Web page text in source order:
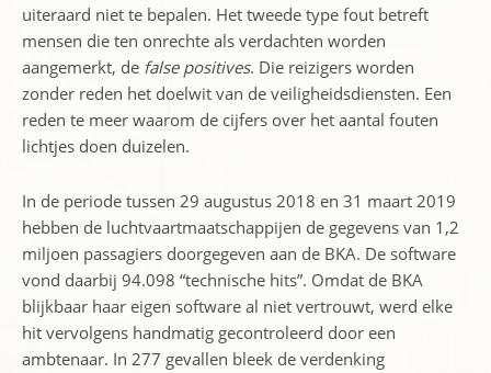
uiteraard niet te bepalen. Het tweede type fout betreft
mensen die ten onrechte als verdachten worden
aangemerkt, de false positives. Die reizigers worden
zonder reden het doelwit van de veiligheidsdiensten. Een
reden te meer waarom de cijfers over het aantal fouten
lichtjes doen duizelen.
In de periode tussen 29 augustus 2018 en 31 maart 2019
hebben de luchtvaartmaatschappijen de gegevens van 1,2
miljoen passagiers doorgegeven aan de BKA. De software
vond daarbij 94.098 “technische hits”. Omdat de BKA
blijkbaar haar eigen software al niet vertrouwt, werd elke
hit vervolgens handmatig gecontroleerd door een
ambtenaar. In 277 gevallen bleek de verdenking